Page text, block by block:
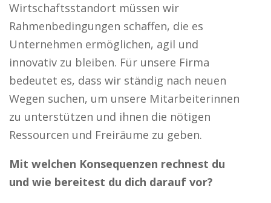
Wirtschaftsstandort müssen wir
Rahmenbedingungen schaffen, die es
Unternehmen ermöglichen, agil und
innovativ zu bleiben. Für unsere Firma
bedeutet es, dass wir ständig nach neuen
Wegen suchen, um unsere Mitarbeiterinnen
zu unterstützen und ihnen die nötigen
Ressourcen und Freiräume zu geben.
Mit welchen Konsequenzen rechnest du
und wie bereitest du dich darauf vor?